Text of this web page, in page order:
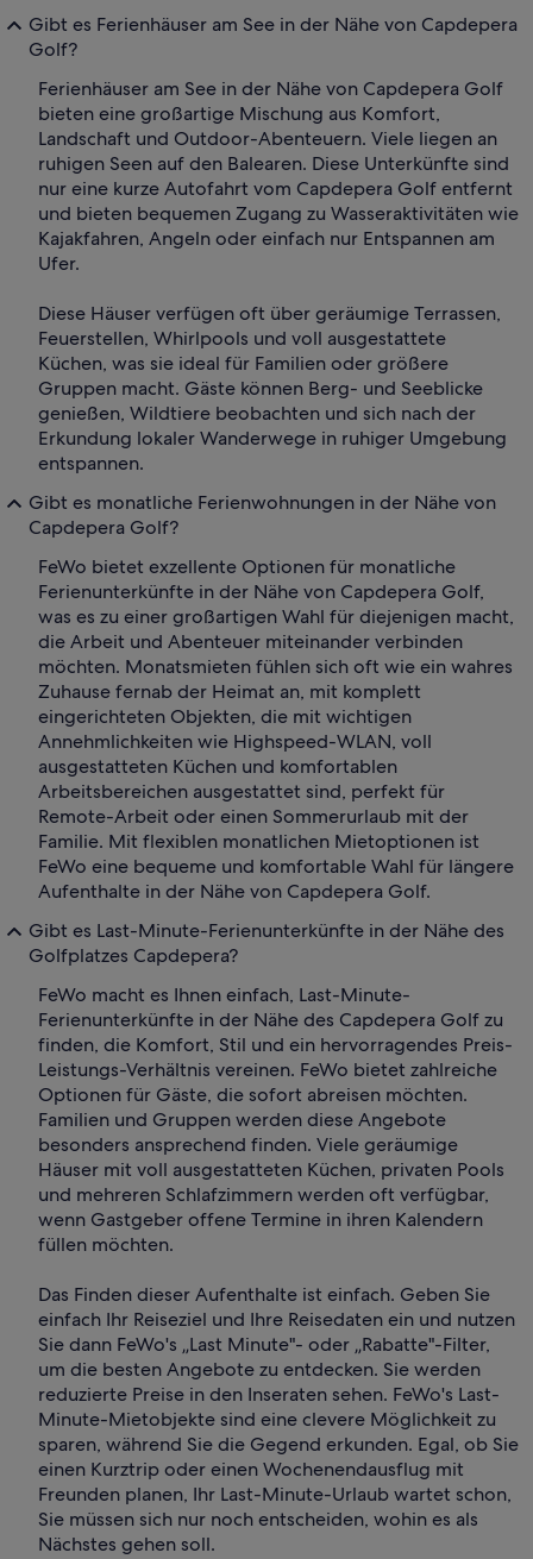
Gibt es Ferienhäuser am See in der Nähe von Capdepera
Golf?
Ferienhäuser am See in der Nähe von Capdepera Golf
bieten eine großartige Mischung aus Komfort,
Landschaft und Outdoor-Abenteuern. Viele liegen an
ruhigen Seen auf den Balearen. Diese Unterkünfte sind
nur eine kurze Autofahrt vom Capdepera Golf entfernt
und bieten bequemen Zugang zu Wasseraktivitäten wie
Kajakfahren, Angeln oder einfach nur Entspannen am
Ufer.
Diese Häuser verfügen oft über geräumige Terrassen,
Feuerstellen, Whirlpools und voll ausgestattete
Küchen, was sie ideal für Familien oder größere
Gruppen macht. Gäste können Berg- und Seeblicke
genießen, Wildtiere beobachten und sich nach der
Erkundung lokaler Wanderwege in ruhiger Umgebung
entspannen.
Gibt es monatliche Ferienwohnungen in der Nähe von
Capdepera Golf?
FeWo bietet exzellente Optionen für monatliche
Ferienunterkünfte in der Nähe von Capdepera Golf,
was es zu einer großartigen Wahl für diejenigen macht,
die Arbeit und Abenteuer miteinander verbinden
möchten. Monatsmieten fühlen sich oft wie ein wahres
Zuhause fernab der Heimat an, mit komplett
eingerichteten Objekten, die mit wichtigen
Annehmlichkeiten wie Highspeed-WLAN, voll
ausgestatteten Küchen und komfortablen
Arbeitsbereichen ausgestattet sind, perfekt für
Remote-Arbeit oder einen Sommerurlaub mit der
Familie. Mit flexiblen monatlichen Mietoptionen ist
FeWo eine bequeme und komfortable Wahl für längere
Aufenthalte in der Nähe von Capdepera Golf.
Gibt es Last-Minute-Ferienunterkünfte in der Nähe des
Golfplatzes Capdepera?
FeWo macht es Ihnen einfach, Last-Minute-
Ferienunterkünfte in der Nähe des Capdepera Golf zu
finden, die Komfort, Stil und ein hervorragendes Preis-
Leistungs-Verhältnis vereinen. FeWo bietet zahlreiche
Optionen für Gäste, die sofort abreisen möchten.
Familien und Gruppen werden diese Angebote
besonders ansprechend finden. Viele geräumige
Häuser mit voll ausgestatteten Küchen, privaten Pools
und mehreren Schlafzimmern werden oft verfügbar,
wenn Gastgeber offene Termine in ihren Kalendern
füllen möchten.
Das Finden dieser Aufenthalte ist einfach. Geben Sie
einfach Ihr Reiseziel und Ihre Reisedaten ein und nutzen
Sie dann FeWo's „Last Minute"- oder „Rabatte"-Filter,
um die besten Angebote zu entdecken. Sie werden
reduzierte Preise in den Inseraten sehen. FeWo's Last-
Minute-Mietobjekte sind eine clevere Möglichkeit zu
sparen, während Sie die Gegend erkunden. Egal, ob Sie
einen Kurztrip oder einen Wochenendausflug mit
Freunden planen, Ihr Last-Minute-Urlaub wartet schon,
Sie müssen sich nur noch entscheiden, wohin es als
Nächstes gehen soll.